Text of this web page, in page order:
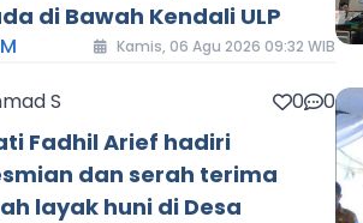
di Bawah Kendali ULP
Kamis, 06 Agu 2026 09:32 WIB
S 0 0
Fadhil Arief hadiri
dan serah terima
layak huni di Desa